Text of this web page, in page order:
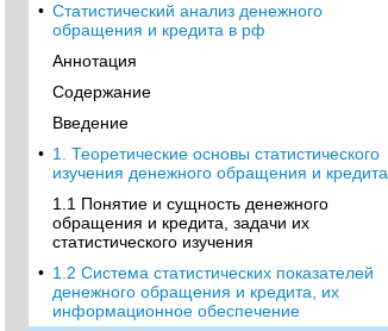
• Статистический анализ денежного
обращения и кредита в рф
Аннотация
Содержание
Введение
• 1. Теоретические основы статистического
изучения денежного обращения и кредита
1.1 Понятие и сущность денежного
обращения и кредита, задачи их
статистического изучения
• 1.2 Система статистических показателей
денежного обращения и кредита, их
информационное обеспечение